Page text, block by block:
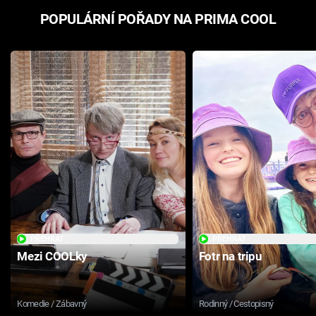
POPULÁRNÍ POŘADY NA PRIMA COOL
Mezi COOLky
Komedie / Zábavný
Fotr na tripu
Rodinný / Cestopisný